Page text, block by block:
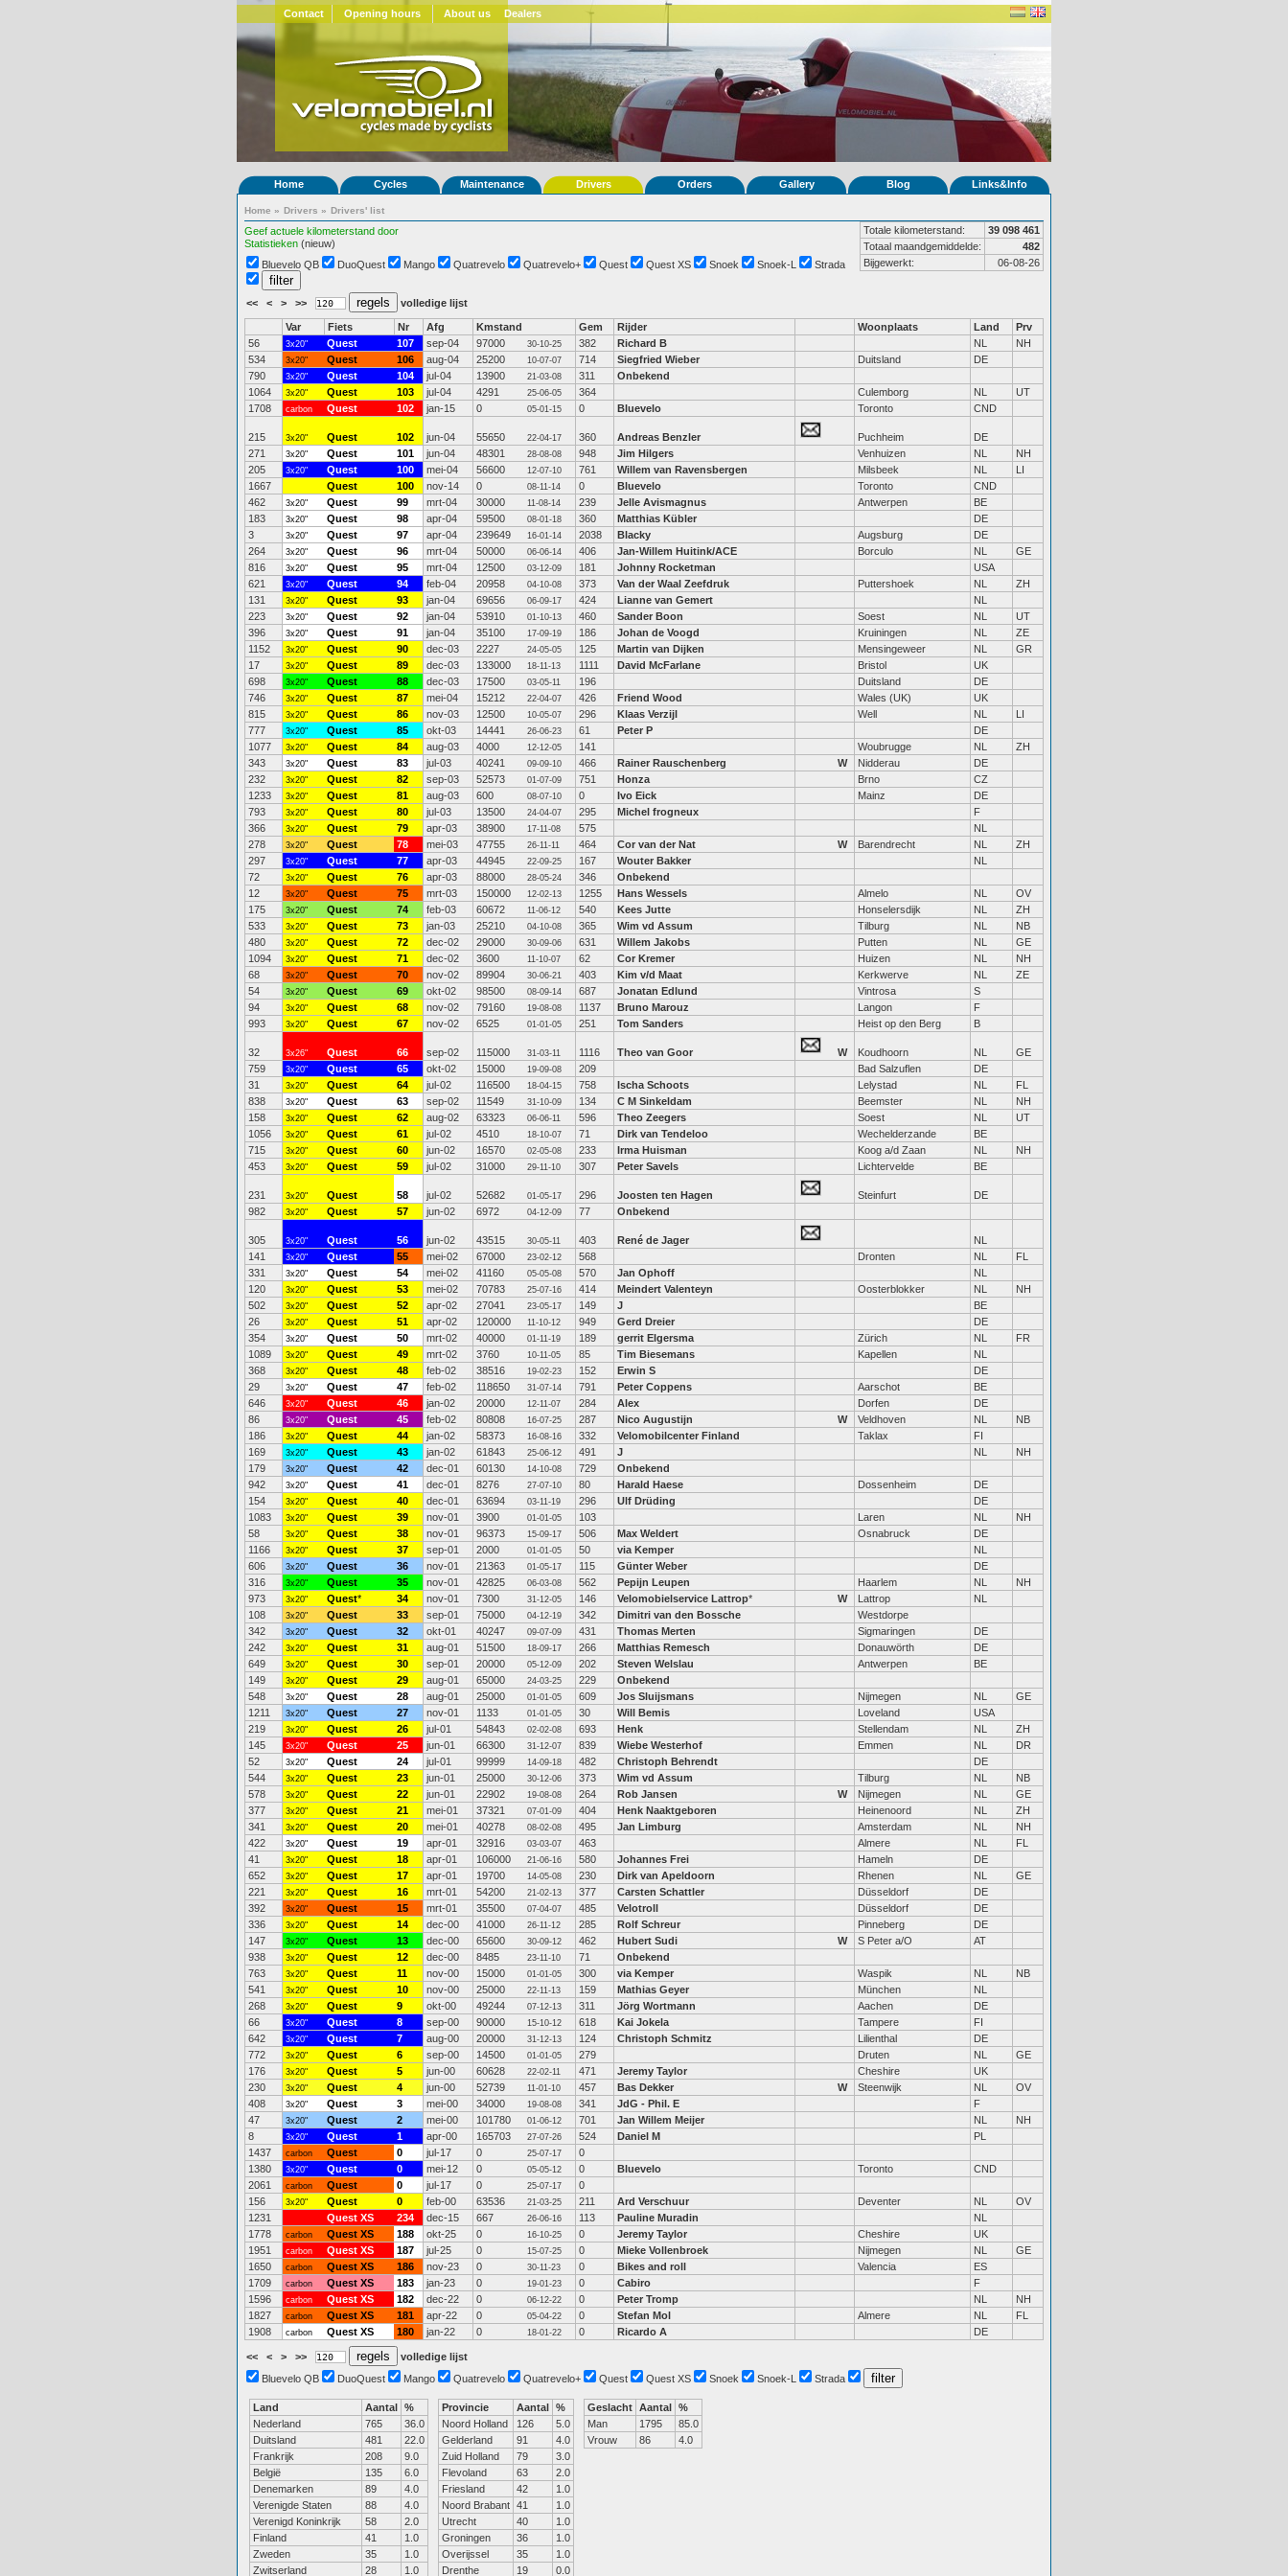
Contact Opening hours About us Dealers
Home Cycles Maintenance Drivers Orders Gallery Blog Links&Info
Home » Drivers » Drivers' list
Geef actuele kilometerstand door
Statistieken (nieuw)
Totale kilometerstand:
39 098 461
Totaal maandgemiddelde:
482
Bijgewerkt:
06-08-26
Bluevelo QB DuoQuest Mango Quatrevelo Quatrevelo+ Quest Quest XS Snoek Snoek-L Strada
<< < > >> volledige lijst
Var Fiets Nr Afg Kmstand Gem Rijder Woonplaats Land
Prv
56
3x20" Quest 107 sep-04 97000 30-10-25 382 Richard B NL
NH
534
3x20" Quest 106 aug-04 25200 10-07-07 714 Siegfried Wieber Duitsland
DE
790
3x20" Quest 104 jul-04 13900 21-03-08 311
Onbekend
1064
3x20" Quest 103 jul-04 4291 25-06-05 364 Culemborg NL
UT
1708
carbon Quest 102 jan-15 0 05-01-15 0 Bluevelo Toronto CND
215 3x20" Quest 102 jun-04 55650 22-04-17 360 Andreas Benzler Puchheim
DE
271
3x20" Quest 101 jun-04 48301 28-08-08 948 Jim Hilgers Venhuizen NL
NH
205
3x20" Quest 100 mei-04 56600 12-07-10 761 Willem van Ravensbergen Milsbeek NL
LI
1667
Quest 100 nov-14 0 08-11-14 0 Bluevelo Toronto
CND
462
3x20" Quest 99 mrt-04 30000 11-08-14 239 Jelle Avismagnus Antwerpen
BE
183
3x20" Quest 98 apr-04 59500 08-01-18 360 Matthias Kübler
DE
3
3x20" Quest 97 apr-04 239649 16-01-14 2038 Blacky Augsburg
DE
264
3x20" Quest 96 mrt-04 50000 06-06-14 406 Jan-Willem Huitink/ACE Borculo NL
GE
816
3x20" Quest 95 mrt-04 12500 03-12-09 181 Johnny Rocketman
USA
621
3x20" Quest 94 feb-04 20958 04-10-08 373 Van der Waal Zeefdruk Puttershoek NL
ZH
131
3x20" Quest 93 jan-04 69656 06-09-17 424 Lianne van Gemert
NL
223
3x20" Quest 92 jan-04 53910 01-10-13 460 Sander Boon Soest NL
UT
396
3x20" Quest 91 jan-04 35100 17-09-19 186 Johan de Voogd Kruiningen NL
ZE
1152
3x20" Quest 90 dec-03 2227 24-05-05 125 Martin van Dijken Mensingeweer NL
GR
17
3x20" Quest 89 dec-03 133000 18-11-13 1111 David McFarlane Bristol
UK
698
3x20" Quest 88 dec-03 17500 03-05-11 196 Duitsland
DE
746
3x20" Quest 87 mei-04 15212 22-04-07 426 Friend Wood Wales (UK)
UK
815
3x20" Quest 86 nov-03 12500 10-05-07 296 Klaas Verzijl Well NL
LI
777
3x20" Quest 85 okt-03 14441 26-06-23 61 Peter P
DE
1077
3x20" Quest 84 aug-03 4000 12-12-05 141 Woubrugge NL
ZH
343
3x20" Quest 83 jul-03 40241 09-09-10 466 Rainer Rauschenberg W Nidderau
DE
232
3x20" Quest 82 sep-03 52573 01-07-09 751 Honza Brno
CZ
1233
3x20" Quest 81 aug-03 600 08-07-10 0 Ivo Eick Mainz
DE
793
3x20" Quest 80 jul-03 13500 24-04-07 295 Michel frogneux
F
366
3x20" Quest 79 apr-03 38900 17-11-08 575
NL
278
3x20" Quest 78 mei-03 47755 26-11-11 464 Cor van der Nat W Barendrecht NL
ZH
297
3x20" Quest 77 apr-03 44945 22-09-25 167 Wouter Bakker
NL
72
3x20" Quest 76 apr-03 88000 28-05-24 346
Onbekend
12
3x20" Quest 75 mrt-03 150000 12-02-13 1255 Hans Wessels Almelo NL
OV
175
3x20" Quest 74 feb-03 60672 11-06-12 540 Kees Jutte Honselersdijk NL
ZH
533
3x20" Quest 73 jan-03 25210 04-10-08 365 Wim vd Assum Tilburg NL
NB
480
3x20" Quest 72 dec-02 29000 30-09-06 631 Willem Jakobs Putten NL
GE
1094
3x20" Quest 71 dec-02 3600 11-10-07 62 Cor Kremer Huizen NL
NH
68
3x20" Quest 70 nov-02 89904 30-06-21 403 Kim v/d Maat Kerkwerve NL
ZE
54
3x20" Quest 69 okt-02 98500 08-09-14 687 Jonatan Edlund Vintrosa
S
94
3x20" Quest 68 nov-02 79160 19-08-08 1137 Bruno Marouz Langon
F
993
3x20" Quest 67 nov-02 6525 01-01-05 251 Tom Sanders Heist op den Berg B
32 3x26" Quest 66 sep-02 115000 31-03-11 1116 Theo van Goor W Koudhoorn NL
GE
759
3x20" Quest 65 okt-02 15000 19-09-08 209 Bad Salzuflen
DE
31
3x20" Quest 64 jul-02 116500 18-04-15 758 Ischa Schoots Lelystad NL
FL
838
3x20" Quest 63 sep-02 11549 31-10-09 134 C M Sinkeldam Beemster NL
NH
158
3x20" Quest 62 aug-02 63323 06-06-11 596 Theo Zeegers Soest NL
UT
1056
3x20" Quest 61 jul-02 4510 18-10-07 71 Dirk van Tendeloo Wechelderzande
BE
715
3x20" Quest 60 jun-02 16570 02-05-08 233 Irma Huisman Koog a/d Zaan NL
NH
453
3x20" Quest 59 jul-02 31000 29-11-10 307 Peter Savels Lichtervelde BE
231 3x20" Quest 58 jul-02 52682 01-05-17 296 Joosten ten Hagen Steinfurt
DE
982
3x20" Quest 57 jun-02 6972 04-12-09 77 Onbekend
305 3x20" Quest 56 jun-02 43515 30-05-11 403 René de Jager
NL
141
3x20" Quest 55 mei-02 67000 23-02-12 568 Dronten NL
FL
331
3x20" Quest 54 mei-02 41160 05-05-08 570 Jan Ophoff
NL
120
3x20" Quest 53 mei-02 70783 25-07-16 414 Meindert Valenteyn Oosterblokker NL
NH
502
3x20" Quest 52 apr-02 27041 23-05-17 149 J
BE
26
3x20" Quest 51 apr-02 120000 11-10-12 949 Gerd Dreier
DE
354
3x20" Quest 50 mrt-02 40000 01-11-19 189 gerrit Elgersma Zürich NL
FR
1089
3x20" Quest 49 mrt-02 3760 10-11-05 85 Tim Biesemans Kapellen
NL
368
3x20" Quest 48 feb-02 38516 19-02-23 152 Erwin S
DE
29
3x20" Quest 47 feb-02 118650 31-07-14 791 Peter Coppens Aarschot
BE
646
3x20" Quest 46 jan-02 20000 12-11-07 284 Alex Dorfen
DE
86
3x20" Quest 45 feb-02 80808 16-07-25 287 Nico Augustijn W Veldhoven NL
NB
186
3x20" Quest 44 jan-02 58373 16-08-16 332 Velomobilcenter Finland Taklax
FI
169
3x20" Quest 43 jan-02 61843 25-06-12 491 J NL
NH
179
3x20" Quest 42 dec-01 60130 14-10-08 729
Onbekend
942
3x20" Quest 41 dec-01 8276 27-07-10 80 Harald Haese Dossenheim
DE
154
3x20" Quest 40 dec-01 63694 03-11-19 296 Ulf Drüding
DE
1083
3x20" Quest 39 nov-01 3900 01-01-05 103 Laren NL
NH
58
3x20" Quest 38 nov-01 96373 15-09-17 506 Max Weldert Osnabruck
DE
1166
3x20" Quest 37 sep-01 2000 01-01-05 50 via Kemper
NL
606
3x20" Quest 36 nov-01 21363 01-05-17 115 Günter Weber
DE
316
3x20" Quest 35 nov-01 42825 06-03-08 562 Pepijn Leupen Haarlem NL
NH
973
3x20" Quest* 34 nov-01 7300 31-12-05 146 Velomobielservice Lattrop* W Lattrop
NL
108
3x20" Quest 33 sep-01 75000 04-12-19 342 Dimitri van den Bossche
Westdorpe
342
3x20" Quest 32 okt-01 40247 09-07-09 431 Thomas Merten Sigmaringen
DE
242
3x20" Quest 31 aug-01 51500 18-09-17 266 Matthias Remesch Donauwörth
DE
649
3x20" Quest 30 sep-01 20000 05-12-09 202 Steven Welslau Antwerpen
BE
149
3x20" Quest 29 aug-01 65000 24-03-25 229
Onbekend
548
3x20" Quest 28 aug-01 25000 01-01-05 609 Jos Sluijsmans Nijmegen NL
GE
1211
3x20" Quest 27 nov-01 1133 01-01-05 30 Will Bemis Loveland
USA
219
3x20" Quest 26 jul-01 54843 02-02-08 693 Henk Stellendam NL
ZH
145
3x20" Quest 25 jun-01 66300 31-12-07 839 Wiebe Westerhof Emmen NL
DR
52
3x20" Quest 24 jul-01 99999 14-09-18 482 Christoph Behrendt
DE
544
3x20" Quest 23 jun-01 25000 30-12-06 373 Wim vd Assum Tilburg NL
NB
578
3x20" Quest 22 jun-01 22902 19-08-08 264 Rob Jansen W Nijmegen NL
GE
377
3x20" Quest 21 mei-01 37321 07-01-09 404 Henk Naaktgeboren Heinenoord NL
ZH
341
3x20" Quest 20 mei-01 40278 08-02-08 495 Jan Limburg Amsterdam NL
NH
422
3x20" Quest 19 apr-01 32916 03-03-07 463 Almere NL
FL
41
3x20" Quest 18 apr-01 106000 21-06-16 580 Johannes Frei Hameln
DE
652
3x20" Quest 17 apr-01 19700 14-05-08 230 Dirk van Apeldoorn Rhenen NL
GE
221
3x20" Quest 16 mrt-01 54200 21-02-13 377 Carsten Schattler Düsseldorf
DE
392
3x20" Quest 15 mrt-01 35500 07-04-07 485 Velotroll Düsseldorf
DE
336
3x20" Quest 14 dec-00 41000 26-11-12 285 Rolf Schreur Pinneberg
DE
147
3x20" Quest 13 dec-00 65600 30-09-12 462 Hubert Sudi W S Peter a/O
AT
938
3x20" Quest 12 dec-00 8485 23-11-10 71
Onbekend
763
3x20" Quest 11 nov-00 15000 01-01-05 300 via Kemper Waspik NL
NB
541
3x20" Quest 10 nov-00 25000 22-11-13 159 Mathias Geyer München
NL
268
3x20" Quest 9 okt-00 49244 07-12-13 311 Jörg Wortmann Aachen
DE
66
3x20" Quest 8 sep-00 90000 15-10-12 618 Kai Jokela Tampere
FI
642
3x20" Quest 7 aug-00 20000 31-12-13 124 Christoph Schmitz Lilienthal
DE
772
3x20" Quest 6 sep-00 14500 01-01-05 279 Druten NL
GE
176
3x20" Quest 5 jun-00 60628 22-02-11 471 Jeremy Taylor Cheshire
UK
230
3x20" Quest 4 jun-00 52739 11-01-10 457 Bas Dekker W Steenwijk NL
OV
408
3x20" Quest 3 mei-00 34000 19-08-08 341 JdG - Phil. E
F
47
3x20" Quest 2 mei-00 101780 01-06-12 701 Jan Willem Meijer NL
NH
8
3x20" Quest 1 apr-00 165703 27-07-26 524 Daniel M
PL
1437
carbon Quest 0 jul-17 0 25-07-17
0
1380
3x20" Quest 0 mei-12 0 05-05-12 0 Bluevelo Toronto
CND
2061
carbon Quest 0 jul-17 0 25-07-17
0
156
3x20" Quest 0 feb-00 63536 21-03-25 211 Ard Verschuur Deventer NL
OV
1231
Quest XS 234 dec-15 667 26-06-16 113 Pauline Muradin
NL
1778
carbon Quest XS 188 okt-25 0 16-10-25 0 Jeremy Taylor Cheshire
UK
1951
carbon Quest XS 187 jul-25 0 15-07-25 0 Mieke Vollenbroek Nijmegen NL
GE
1650
carbon Quest XS 186 nov-23 0 30-11-23 0 Bikes and roll Valencia
ES
1709
carbon Quest XS 183 jan-23 0 19-01-23 0 Cabiro
F
1596
carbon Quest XS 182 dec-22 0 06-12-22 0 Peter Tromp NL
NH
1827
carbon Quest XS 181 apr-22 0 05-04-22 0 Stefan Mol Almere NL
FL
1908
carbon Quest XS 180 jan-22 0 18-01-22 0 Ricardo A DE
<< < > >>
volledige lijst
Bluevelo QB
DuoQuest Mango Quatrevelo Quatrevelo+ Quest Quest XS Snoek Snoek-L Strada
Land Aantal %
Nederland
765
36.0
Duitsland
481
22.0
Frankrijk
208
9.0
België
135
6.0
Denemarken
89
4.0
Verenigde Staten
88
4.0
Verenigd Koninkrijk
58
2.0
Finland
41
1.0
Zweden
35
1.0
Zwitserland
28
1.0
Provincie Aantal %
Noord Holland
126
5.0
Gelderland
91
4.0
Zuid Holland
79
3.0
Flevoland
63
2.0
Friesland
42
1.0
Noord Brabant 41
1.0
Utrecht
40
1.0
Groningen
36
1.0
Overijssel
35
1.0
Drenthe
19
0.0
Geslacht Aantal %
Man
1795
85.0
Vrouw
86 4.0